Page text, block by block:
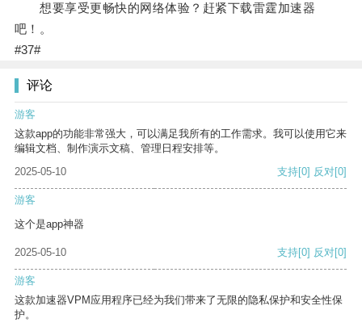
想要享受更畅快的网络体验？赶紧下载雷霆加速器
吧！。
#37#
评论
游客
这款app的功能非常强大，可以满足我所有的工作需求。我可以使用它来
编辑文档、制作演示文稿、管理日程安排等。
2025-05-10
支持[0] 反对[0]
游客
这个是app神器
2025-05-10 支持[0] 反对[0]
游客
这款加速器VPM应用程序已经为我们带来了无限的隐私保护和安全性保
护。